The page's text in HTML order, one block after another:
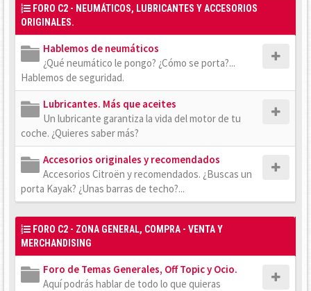
FORO C2 - NEUMÁTICOS, LUBRICANTES Y ACCESORIOS
ORIGINALES.
Hablemos de neumáticos
¿Qué neumático le pongo? ¿Cómo se porta?...
Hablemos de seguridad.
Lubricantes. Más que aceites
Un lubricante garantiza la vida del motor de tu
coche. ¿Quieres saber más?
Accesorios originales y recomendados
Accesorios Citroën y recomendados. ¿Buscas un
porta Kayak? ¿Unas barras de techo?...
FORO C2 - ZONA GENERAL, COMPRA - VENTA Y
MERCHANDISING
Foro de Temas Generales, Off Topic y Ocio.
Aquí podrás hablar de todo lo que quieras